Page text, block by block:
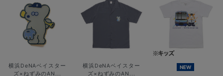
横浜DeNAベイスター
ズ×ねずみのAN...
横浜DeNAベイスター
ズ×ねずみのAN...
NEW